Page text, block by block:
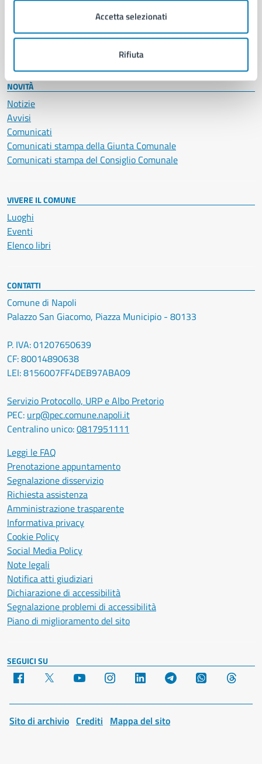
Accetta selezionati
Rifiuta
Imprese e commercio
Salute, benessere e assistenza
Servizi Cimiteriali
NOVITÀ
Notizie
Avvisi
Comunicati
Comunicati stampa della Giunta Comunale
Comunicati stampa del Consiglio Comunale
VIVERE IL COMUNE
Luoghi
Eventi
Elenco libri
CONTATTI
Comune di Napoli
Palazzo San Giacomo, Piazza Municipio - 80133
P. IVA: 01207650639
CF: 80014890638
LEI: 8156007FF4DEB97ABA09
Servizio Protocollo, URP e Albo Pretorio
PEC: urp@pec.comune.napoli.it
Centralino unico:0817951111
Leggi le FAQ
Prenotazione appuntamento
Segnalazione disservizio
Richiesta assistenza
Amministrazione trasparente
Informativa privacy
Cookie Policy
Social Media Policy
Note legali
Notifica atti giudiziari
Dichiarazione di accessibilità
Segnalazione problemi di accessibilità
Piano di miglioramento del sito
SEGUICI SU
Facebook YouTube Instagram LinkedIn Telegram WhatsApp
Sito di archivio Crediti Mappa del sito